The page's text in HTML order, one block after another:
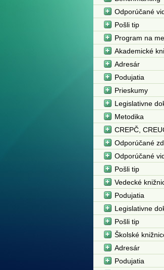
Odporúčané
Pošli tip
Program na
Akademické
Adresár
Podujatia
Prieskumy
Legislativne
Metodika
CREPČ,
Odporúčané
Odporúčané
Pošli tip
Vedecké
Podujatia
Legislativne
Pošli tip
Školské
Adresár
Podujatia